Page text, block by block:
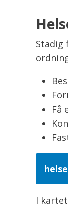
Stadig
Få
I